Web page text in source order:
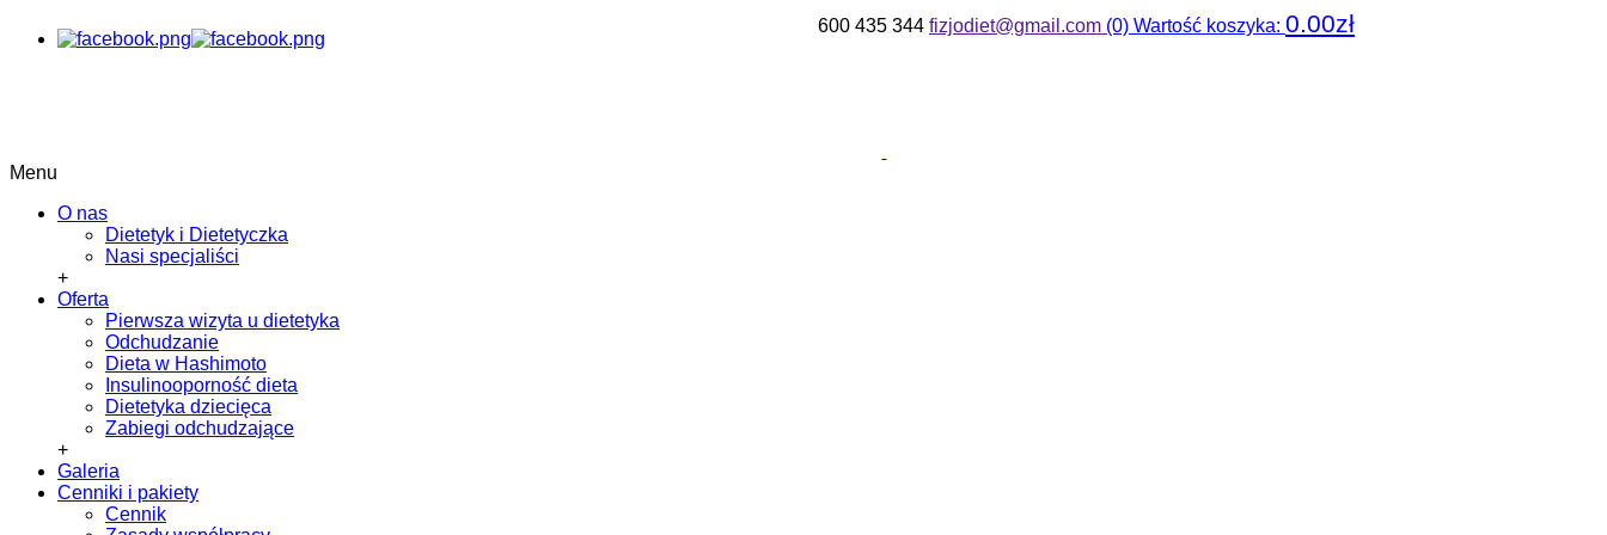
600 435 344 fizjodiet@gmail.com (0) Wartość koszyka: 0.00zł
Menu
O nas
Dietetyk i Dietetyczka
Nasi specjaliści
+
Oferta
Pierwsza wizyta u dietetyka
Odchudzanie
Dieta w Hashimoto
Insulinooporność dieta
Dietetyka dziecięca
Zabiegi odchudzające
+
Galeria
Cenniki i pakiety
Cennik